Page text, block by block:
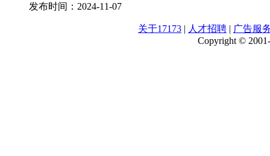
发布时间： 2024-11-07
关于17173 | 人才招聘 | 广告服
Copyright ©